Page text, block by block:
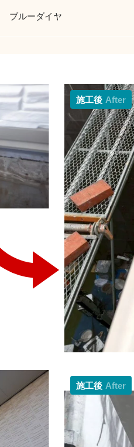
ブルーダイヤ
施工後 After
施工後 After